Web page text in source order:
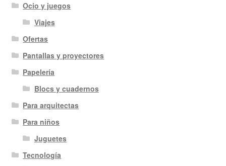
Ocio y juegos
Viajes
Ofertas
Pantallas y proyectores
Papelería
Blocs y cuadernos
Para arquitectas
Para niños
Juguetes
Tecnología